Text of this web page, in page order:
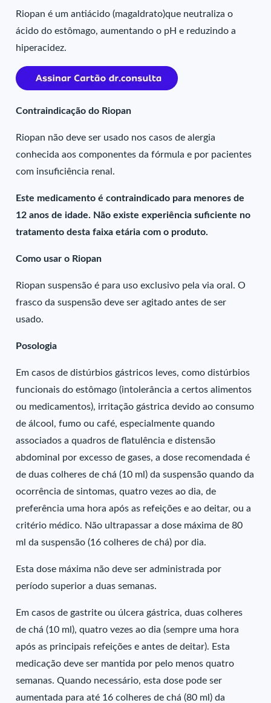
Riopan é um antiácido (magaldrato)que neutraliza o
ácido do estômago, aumentando o pH e reduzindo a
hiperacidez.
Contraindicação do Riopan
Riopan não deve ser usado nos casos de alergia
conhecida aos componentes da fórmula e por pacientes
com insuficiência renal.
Este medicamento é contraindicado para menores de
12 anos de idade. Não existe experiência suficiente no
tratamento desta faixa etária com o produto.
Como usar o Riopan
Riopan suspensão é para uso exclusivo pela via oral. O
frasco da suspensão deve ser agitado antes de ser
usado.
Posologia
Em casos de distúrbios gástricos leves, como distúrbios
funcionais do estômago (intolerância a certos alimentos
ou medicamentos), irritação gástrica devido ao consumo
de álcool, fumo ou café, especialmente quando
associados a quadros de flatulência e distensão
abdominal por excesso de gases, a dose recomendada é
de duas colheres de chá (10 ml) da suspensão quando da
ocorrência de sintomas, quatro vezes ao dia, de
preferência uma hora após as refeições e ao deitar, ou a
critério médico. Não ultrapassar a dose máxima de 80
ml da suspensão (16 colheres de chá) por dia.
Esta dose máxima não deve ser administrada por
período superior a duas semanas.
Em casos de gastrite ou úlcera gástrica, duas colheres
de chá (10 ml), quatro vezes ao dia (sempre uma hora
após as principais refeições e antes de deitar). Esta
medicação deve ser mantida por pelo menos quatro
semanas. Quando necessário, esta dose pode ser
aumentada para até 16 colheres de chá (80 ml) da